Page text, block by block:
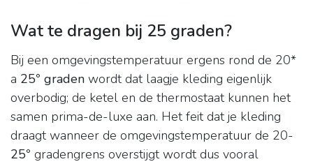
Wat te dragen bij 25 graden?
Bij een omgevingstemperatuur ergens rond de 20*
a 25° graden wordt dat laagje kleding eigenlijk
overbodig; de ketel en de thermostaat kunnen het
samen prima-de-luxe aan. Het feit dat je kleding
draagt wanneer de omgevingstemperatuur de 20-
25° gradengrens overstijgt wordt dus vooral